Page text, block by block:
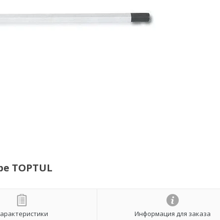
TOPTUL
Информация для заказа